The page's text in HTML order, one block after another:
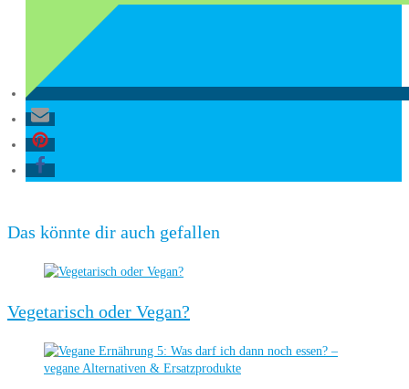
Das könnte dir auch gefallen
Vegetarisch oder Vegan?